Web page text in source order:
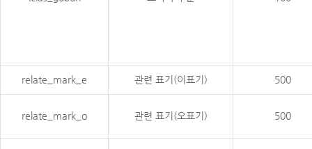
relate_mark_e 관련 표기(이표기) 500
relate_mark_o 관련 표기(오표기) 500